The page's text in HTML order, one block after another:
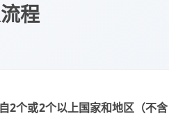
程
2个或2个以上国家和地区（不含